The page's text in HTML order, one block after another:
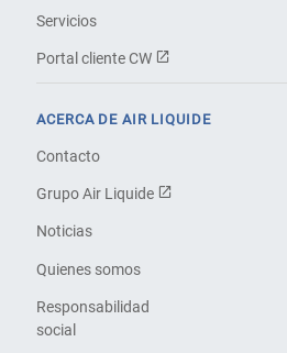
Servicios
Portal cliente CW
ACERCA DE AIR LIQUIDE
Contacto
Grupo Air Liquide
Noticias
Quienes somos
Responsabilidad
social